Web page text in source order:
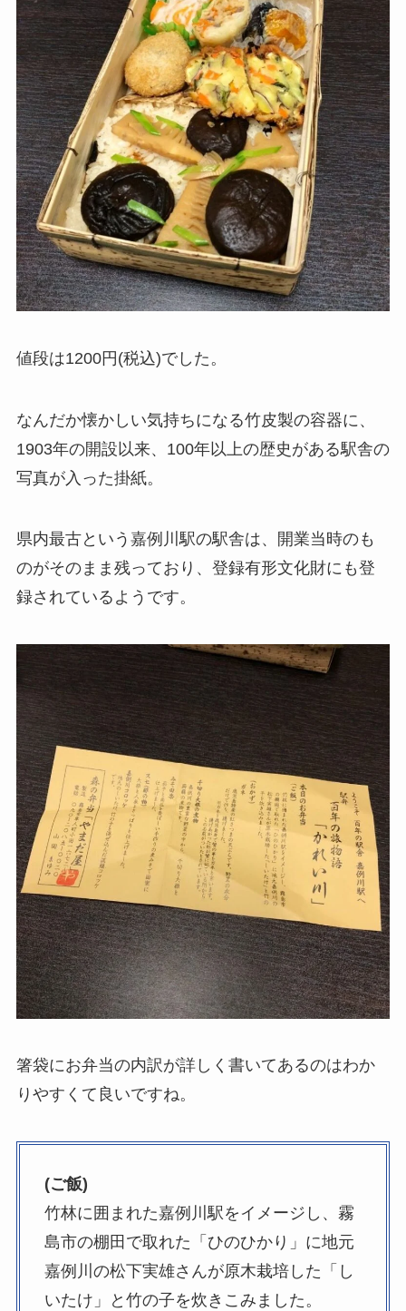
値段は1200円(税込)でした。
なんだか懐かしい気持ちになる竹皮製の容器に、
1903年の開設以来、100年以上の歴史がある駅舎の
写真が入った掛紙。
県内最古という嘉例川駅の駅舎は、開業当時のも
のがそのまま残っており、登録有形文化財にも登
録されているようです。
箸袋にお弁当の内訳が詳しく書いてあるのはわか
りやすくて良いですね。
(ご飯)
竹林に囲まれた嘉例川駅をイメージし、霧
島市の棚田で取れた「ひのひかり」に地元
嘉例川の松下実雄さんが原木栽培した「し
いたけ」と竹の子を炊きこみました。